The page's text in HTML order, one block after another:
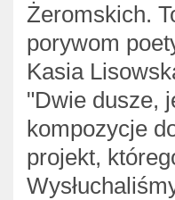
Żeromskich.
porywom
Kasia
"Dwie dusze,
kompozycje
projekt,